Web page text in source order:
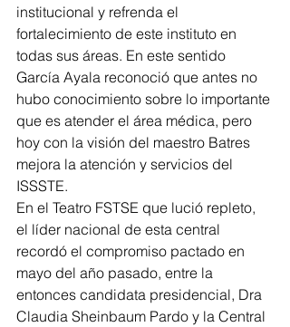
institucional y refrenda el
fortalecimiento de este instituto en
todas sus áreas. En este sentido
García Ayala reconoció que antes no
hubo conocimiento sobre lo importante
que es atender el área médica, pero
hoy con la visión del maestro Batres
mejora la atención y servicios del
ISSSTE.
En el Teatro FSTSE que lució repleto,
el líder nacional de esta central
recordó el compromiso pactado en
mayo del año pasado, entre la
entonces candidata presidencial, Dra
Claudia Sheinbaum Pardo y la Central